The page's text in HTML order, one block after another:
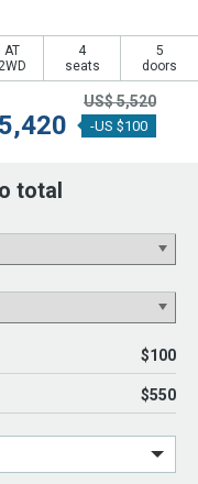
AT
4
seats
5
doors
US$5,520
5,420 -US $100
total
$100
$550